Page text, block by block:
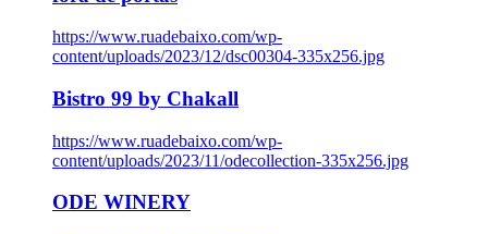
https://www.ruadebaixo.com/wp-
content/uploads/2023/12/dsc00304-335x256.jpg
Bistro 99 by Chakall
https://www.ruadebaixo.com/wp-
content/uploads/2023/11/odecollection-335x256.jpg
ODE WINERY